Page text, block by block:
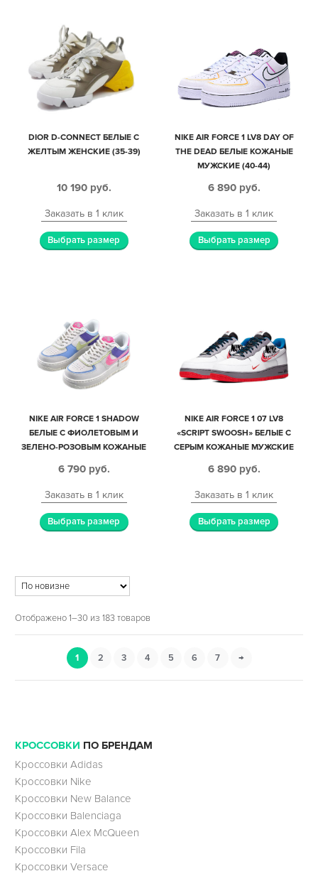
DIOR D-CONNECT БЕЛЫЕ С
ЖЕЛТЫМ ЖЕНСКИЕ (35-39)
10 190 руб.
Заказать в 1 клик
Выбрать размер
NIKE AIR FORCE 1 LV8 DAY OF
THE DEAD БЕЛЫЕ КОЖАНЫЕ
МУЖСКИЕ (40-44)
6 890 руб.
Заказать в 1 клик
Выбрать размер
NIKE AIR FORCE 1 SHADOW
БЕЛЫЕ С ФИОЛЕТОВЫМ И
ЗЕЛЕНО-РОЗОВЫМ КОЖАНЫЕ
6 790 руб.
Заказать в 1 клик
Выбрать размер
NIKE AIR FORCE 1 07 LV8
«SCRIPT SWOOSH» БЕЛЫЕ С
СЕРЫМ КОЖАНЫЕ МУЖСКИЕ
6 890 руб.
Заказать в 1 клик
Выбрать размер
Отображено 1–30 из 183 товаров
1 2 3 4 5 6 7 →
КРОССОВКИ ПО БРЕНДАМ
Кроссовки Adidas
Кроссовки Nike
Кроссовки New Balance
Кроссовки Balenciaga
Кроссовки Alex McQueen
Кроссовки Fila
Кроссовки Versace